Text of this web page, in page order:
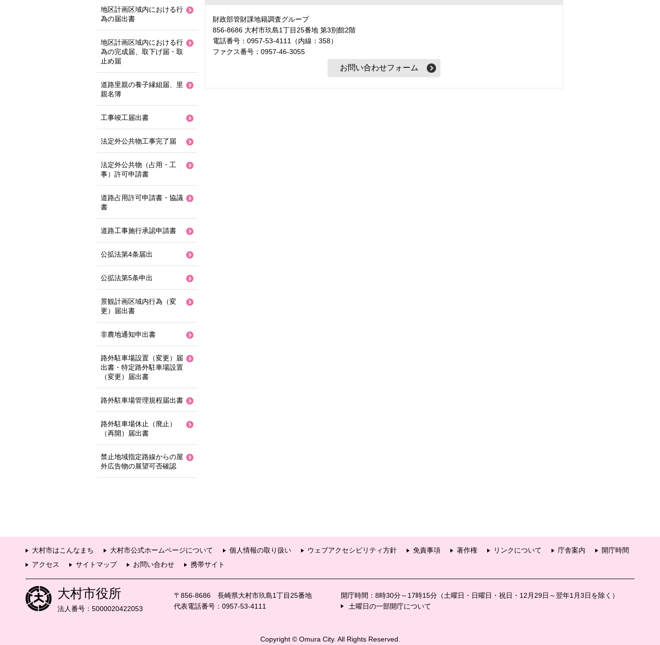
財政部管財課地籍調査グループ
856-8686 大村市玖島1丁目25番地 第3別館2階
電話番号：0957-53-4111（内線：358）
ファクス番号：0957-46-3055
地区計画区域内における行
為の届出書
地区計画区域内における行
為の完成届、取下げ届・取
止め届
道路里親の養子縁組届、里
親名簿
工事竣工届出書
法定外公共物工事完了届
法定外公共物（占用・工
事）許可申請書
道路占用許可申請書・協議
書
道路工事施行承認申請書
公拡法第4条届出
公拡法第5条申出
景観計画区域内行為（変
更）届出書
非農地通知申出書
路外駐車場設置（変更）届
出書・特定路外駐車場設置
（変更）届出書
路外駐車場管理規程届出書
路外駐車場休止（廃止）
（再開）届出書
禁止地域指定路線からの屋
外広告物の展望可否確認
大村市はこんなまち 大村市公式ホームページについて 個人情報の取り扱い ウェブアクセシビリティ方針 免責事項 著作権 リンクについて 庁舎案内
開庁時間
アクセス
サイトマップ お問い合わせ 携帯サイト
大村市役所
法人番号：5000020422053
〒856-8686 長崎県大村市玖島1丁目25番地
代表電話番号：0957-53-4111
開庁時間：8時30分～17時15分（土曜日・日曜日・祝日・12月29日～翌年1月3日を除く）
土曜日の一部開庁について
Copyright © Omura City. All Rights Reserved.